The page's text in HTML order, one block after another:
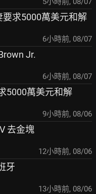
要求5000萬美元和解
6小時前, 08/07
Jr.
6小時前, 08/07
5000萬美元和解
9小時前, 08/06
去金塊
12小時前, 08/06
牙
13小時前, 08/06